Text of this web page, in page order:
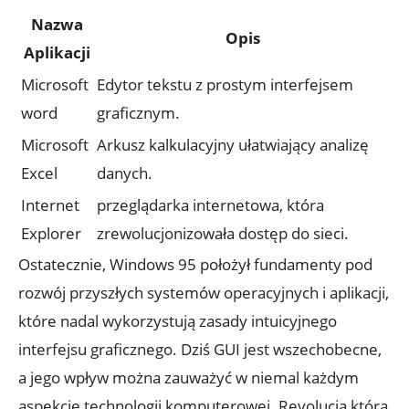
Nazwa
Aplikacji
Opis
Microsoft
word
Edytor tekstu z prostym interfejsem
graficznym.
Microsoft
Excel
Arkusz kalkulacyjny ułatwiający analizę
danych.
Internet
Explorer
przeglądarka internetowa, która
zrewolucjonizowała dostęp do sieci.
Ostatecznie, Windows 95 położył fundamenty pod
rozwój przyszłych systemów operacyjnych i aplikacji,
które nadal wykorzystują zasady intuicyjnego
interfejsu graficznego. Dziś GUI jest wszechobecne,
a jego wpływ można zauważyć w niemal każdym